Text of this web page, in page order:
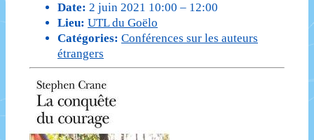
Date: 2 juin 2021 10:00 – 12:00
Lieu: UTL du Goëlo
Catégories: Conférences sur les auteurs
étrangers